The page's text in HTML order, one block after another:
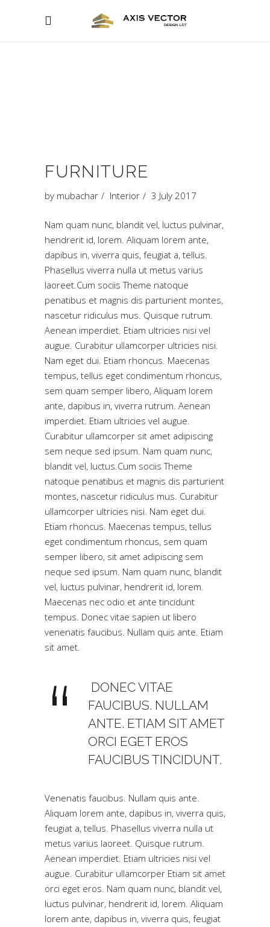
FURNITURE
by mubachar Interior 3 July 2017
Nam quam nunc, blandit vel, luctus pulvinar,
hendrerit id, lorem. Aliquam lorem ante,
dapibus in, viverra quis, feugiat a, tellus.
Phasellus viverra nulla ut metus varius
laoreet.Cum sociis Theme natoque
penatibus et magnis dis parturient montes,
nascetur ridiculus mus. Quisque rutrum.
Aenean imperdiet. Etiam ultricies nisi vel
augue. Curabitur ullamcorper ultricies nisi.
Nam eget dui. Etiam rhoncus. Maecenas
tempus, tellus eget condimentum rhoncus,
sem quam semper libero, Aliquam lorem
ante, dapibus in, viverra rutrum. Aenean
imperdiet. Etiam ultricies vel augue.
Curabitur ullamcorper sit amet adipiscing
sem neque sed ipsum. Nam quam nunc,
blandit vel, luctus.Cum sociis Theme
natoque penatibus et magnis dis parturient
montes, nascetur ridiculus mus. Curabitur
ullamcorper ultricies nisi. Nam eget dui.
Etiam rhoncus. Maecenas tempus, tellus
eget condimentum rhoncus, sem quam
semper libero, sit amet adipiscing sem
neque sed ipsum. Nam quam nunc, blandit
vel, luctus pulvinar, hendrerit id, lorem.
Maecenas nec odio et ante tincidunt
tempus. Donec vitae sapien ut libero
venenatis faucibus. Nullam quis ante. Etiam
sit amet.
DONEC VITAE
FAUCIBUS. NULLAM
ANTE. ETIAM SIT AMET
ORCI EGET EROS
FAUCIBUS TINCIDUNT.
Venenatis faucibus. Nullam quis ante.
Aliquam lorem ante, dapibus in, viverra quis,
feugiat a, tellus. Phasellus viverra nulla ut
metus varius laoreet. Quisque rutrum.
Aenean imperdiet. Etiam ultricies nisi vel
augue. Curabitur ullamcorper Etiam sit amet
orci eget eros. Nam quam nunc, blandit vel,
luctus pulvinar, hendrerit id, lorem. Aliquam
lorem ante, dapibus in, viverra quis, feugiat